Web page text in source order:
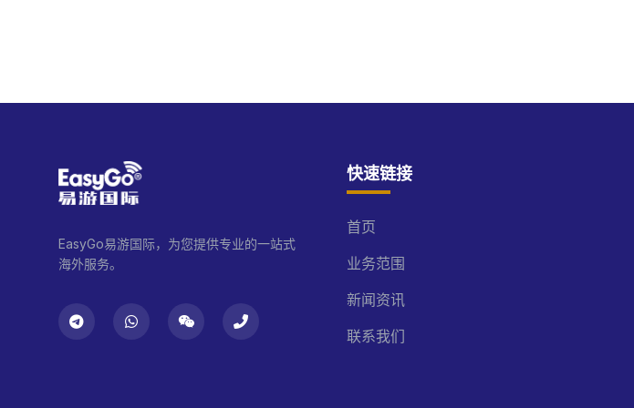
EasyGo易游国际，为您提供专业的一站式
海外服务。
快速链接
首页
业务范围
新闻资讯
联系我们